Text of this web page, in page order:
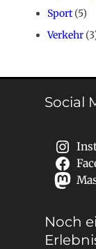
Sport(5)
Verkehr
Social
Noch